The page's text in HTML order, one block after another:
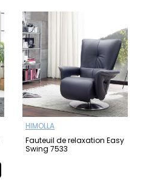
HIMOLLA
Fauteuil de relaxation Easy
Swing 7533